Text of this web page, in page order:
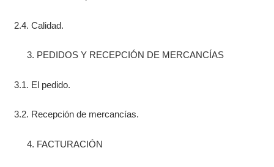
2.4. Calidad.
PEDIDOS Y RECEPCIÓN DE MERCANCÍAS
3.1. El pedido.
3.2. Recepción de mercancías.
FACTURACIÓN